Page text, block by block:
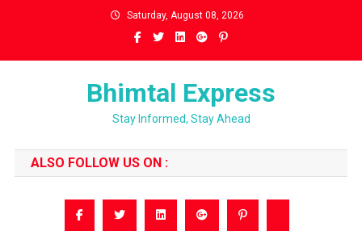
Saturday, August 08, 2026
Bhimtal Express
Stay Informed, Stay Ahead
ALSO FOLLOW US ON :